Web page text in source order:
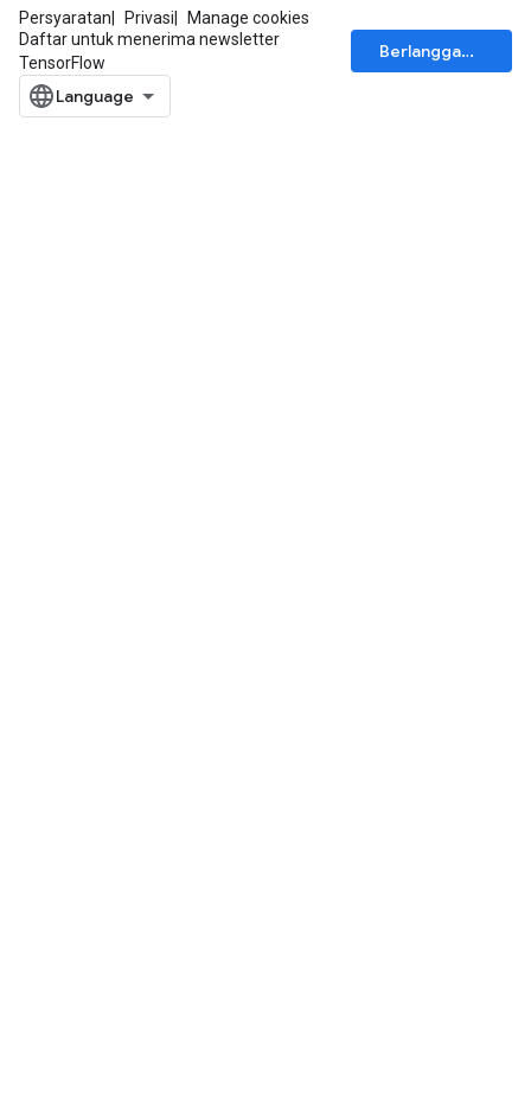
Persyaratan Privasi
Manage cookies
Daftar untuk menerima newsletter
TensorFlow
Berlangganan